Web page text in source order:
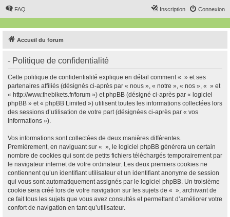
FAQ Connexion
Inscription
Accueil du forum
- Politique de confidentialité
Cette politique de confidentialité explique en détail comment « » et ses
partenaires affiliés (désignés ci-après par « nous », « notre », « nos », « » et
« http://www.thebikets.fr/forum ») et phpBB (désigné ci-après par « logiciel
phpBB » et « phpBB Limited ») utilisent toutes les informations collectées lors
des sessions d’utilisation de votre part (désignées ci-après par « vos
informations »).
Vos informations sont collectées de deux manières différentes.
Premièrement, en naviguant sur « », le logiciel phpBB génèrera un certain
nombre de cookies qui sont de petits fichiers téléchargés temporairement par
le navigateur internet de votre ordinateur. Les deux premiers cookies ne
contiennent qu’un identifiant utilisateur et un identifiant anonyme de session
qui vous sont automatiquement assignés par le logiciel phpBB. Un troisième
cookie sera créé lors de votre navigation sur les sujets de « », archivant de
ce fait tous les sujets que vous avez consultés et permettant d’améliorer votre
confort de navigation en tant qu’utilisateur.